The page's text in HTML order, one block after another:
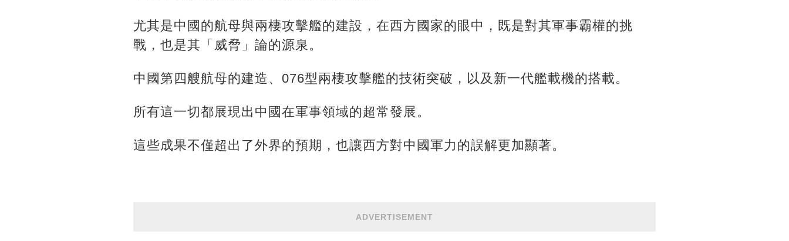
尤其是中國的航母與兩棲攻擊艦的建設，在西方國家的眼中，既是對其軍事霸權的挑
戰，也是其「威脅」論的源泉。
中國第四艘航母的建造、076型兩棲攻擊艦的技術突破，以及新一代艦載機的搭載。
所有這一切都展現出中國在軍事領域的超常發展。
這些成果不僅超出了外界的預期，也讓西方對中國軍力的誤解更加顯著。
ADVERTISEMENT